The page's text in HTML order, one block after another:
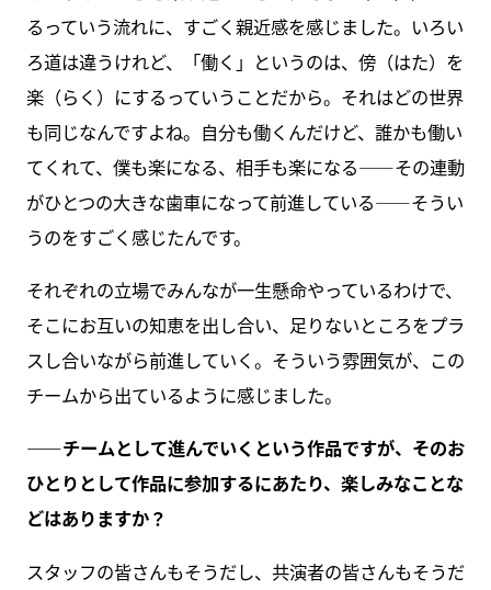
るっていう流れに、すごく親近感を感じました。いろい
ろ道は違うけれど、「働く」というのは、傍（はた）を
楽（らく）にするっていうことだから。それはどの世界
も同じなんですよね。自分も働くんだけど、誰かも働い
てくれて、僕も楽になる、相手も楽になる――その連動
がひとつの大きな歯車になって前進している――そうい
うのをすごく感じたんです。
それぞれの立場でみんなが一生懸命やっているわけで、
そこにお互いの知恵を出し合い、足りないところをプラ
スし合いながら前進していく。そういう雰囲気が、この
チームから出ているように感じました。
――チームとして進んでいくという作品ですが、そのお
ひとりとして作品に参加するにあたり、楽しみなことな
どはありますか？
スタッフの皆さんもそうだし、共演者の皆さんもそうだ